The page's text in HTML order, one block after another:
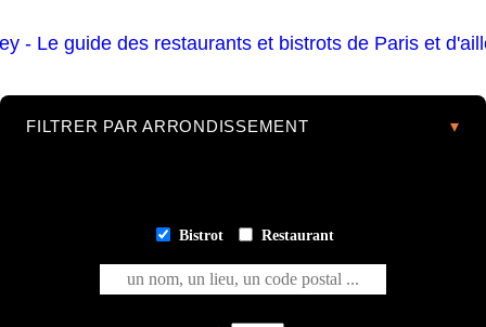
FILTRER PAR ARRONDISSEMENT
Bistrot Restaurant
un nom, un lieu, un code postal ...